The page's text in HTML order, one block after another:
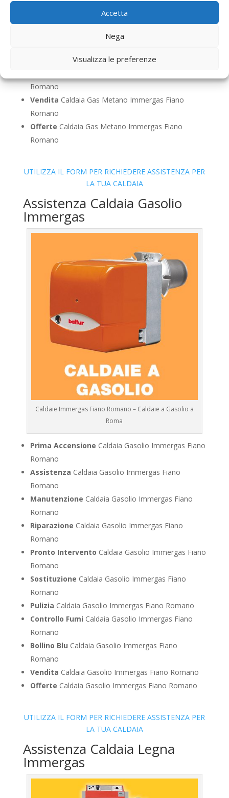
Accetta
Nega
Visualizza le preferenze
Fiano Romano
Romano
Vendita Caldaia Gas Metano Immergas Fiano
Romano
Offerte Caldaia Gas Metano Immergas Fiano
Romano
UTILIZZA IL FORM PER RICHIEDERE ASSISTENZA PER
LA TUA CALDAIA
Assistenza Caldaia Gasolio
Immergas
Caldaie Immergas Fiano Romano – Caldaie a Gasolio a
Roma
Prima Accensione Caldaia Gasolio Immergas Fiano
Romano
Assistenza Caldaia Gasolio Immergas Fiano
Romano
Manutenzione Caldaia Gasolio Immergas Fiano
Romano
Riparazione Caldaia Gasolio Immergas Fiano
Romano
Pronto Intervento Caldaia Gasolio Immergas Fiano
Romano
Sostituzione Caldaia Gasolio Immergas Fiano
Romano
Pulizia Caldaia Gasolio Immergas Fiano Romano
Controllo Fumi Caldaia Gasolio Immergas Fiano
Romano
Bollino Blu Caldaia Gasolio Immergas Fiano
Romano
Vendita Caldaia Gasolio Immergas Fiano Romano
Offerte Caldaia Gasolio Immergas Fiano Romano
UTILIZZA IL FORM PER RICHIEDERE ASSISTENZA PER
LA TUA CALDAIA
Assistenza Caldaia Legna
Immergas